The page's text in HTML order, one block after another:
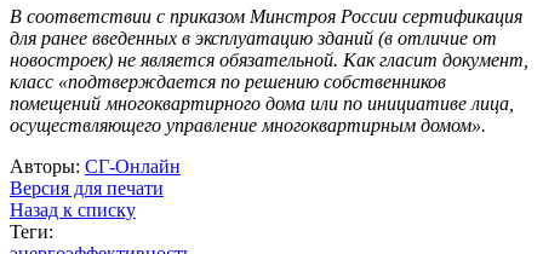
В соответствии с приказом Минстроя России сертификация
для ранее введенных в эксплуатацию зданий (в отличие от
новостроек) не является обязательной. Как гласит документ,
класс «подтверждается по решению собственников
помещений многоквартирного дома или по инициативе лица,
осуществляющего управление многоквартирным домом».
Авторы: СГ-Онлайн
Версия для печати
Назад к списку
Теги: